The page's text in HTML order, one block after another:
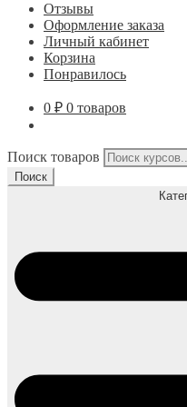
Отзывы
Оформление заказа
Личный кабинет
Корзина
Понравилось
0 ₽ 0 товаров
Поиск товаров
Поиск